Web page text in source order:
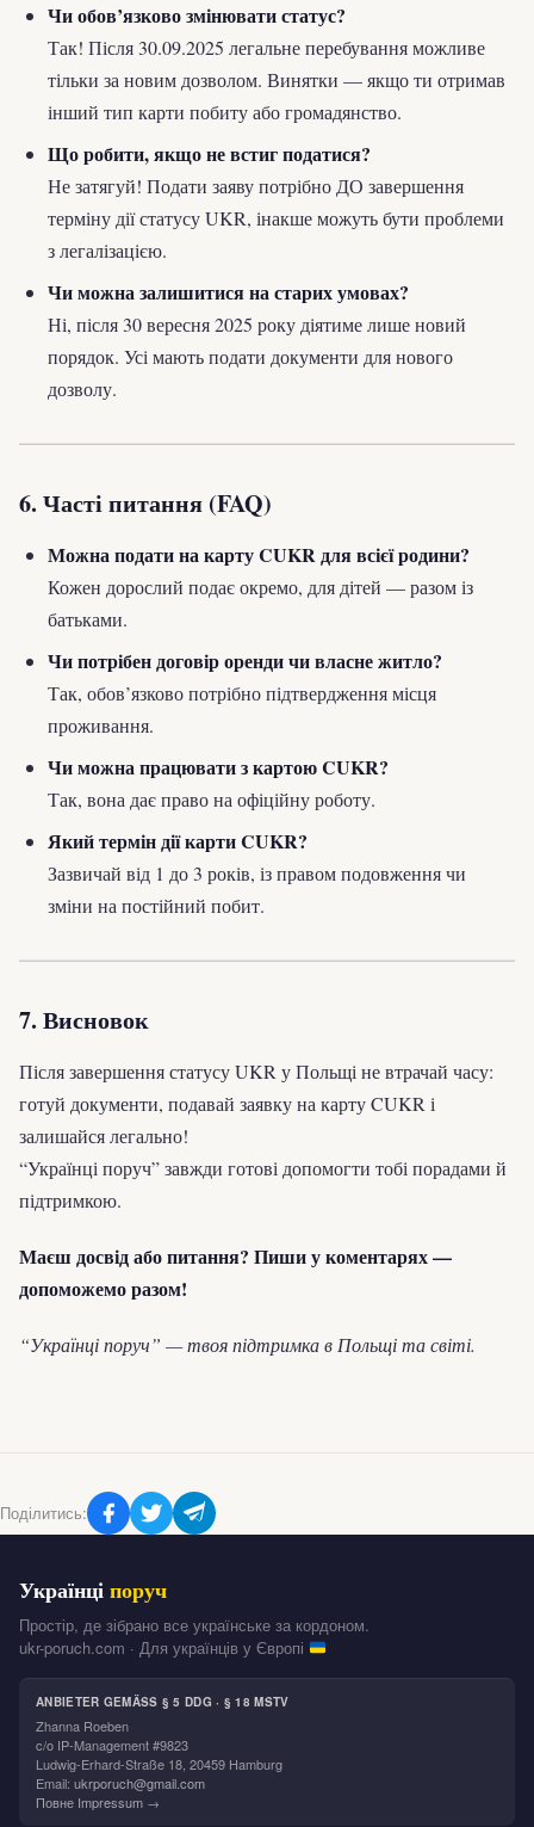
Чи обов’язково змінювати статус?
Так! Після 30.09.2025 легальне перебування можливе
тільки за новим дозволом. Винятки — якщо ти отримав
інший тип карти побиту або громадянство.
Що робити, якщо не встиг податися?
Не затягуй! Подати заяву потрібно ДО завершення
терміну дії статусу UKR, інакше можуть бути проблеми
з легалізацією.
Чи можна залишитися на старих умовах?
Ні, після 30 вересня 2025 року діятиме лише новий
порядок. Усі мають подати документи для нового
дозволу.
6. Часті питання (FAQ)
Можна подати на карту CUKR для всієї родини?
Кожен дорослий подає окремо, для дітей — разом із
батьками.
Чи потрібен договір оренди чи власне житло?
Так, обов’язково потрібно підтвердження місця
проживання.
Чи можна працювати з картою CUKR?
Так, вона дає право на офіційну роботу.
Який термін дії карти CUKR?
Зазвичай від 1 до 3 років, із правом подовження чи
зміни на постійний побит.
7. Висновок
Після завершення статусу UKR у Польщі не втрачай часу:
готуй документи, подавай заявку на карту CUKR і
залишайся легально!
“Українці поруч” завжди готові допомогти тобі порадами й
підтримкою.
Маєш досвід або питання? Пиши у коментарях —
допоможемо разом!
“Українці поруч” — твоя підтримка в Польщі та світі.
Поділитись:
Українціпоруч
Простір, де зібрано все українське за кордоном.
ukr-poruch.com · Для українців у Європі
ANBIETER GEMÄSS § 5 DDG · § 18 MSTV
Zhanna Roeben
c/o IP-Management #9823
Ludwig-Erhard-Straße 18, 20459 Hamburg
Email: ukrporuch@gmail.com
Повне Impressum →